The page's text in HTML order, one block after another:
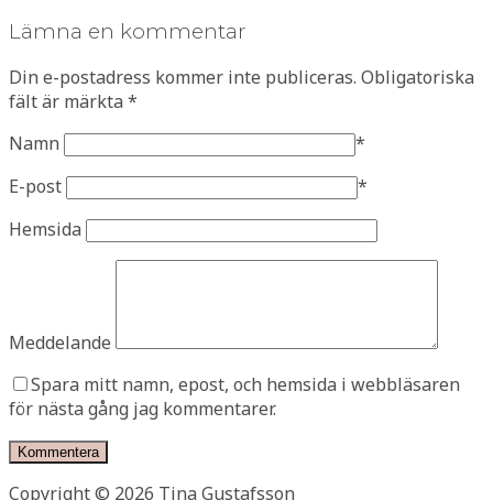
Lämna en kommentar
Din e-postadress kommer inte publiceras. Obligatoriska
fält är märkta *
Namn
*
E-post
*
Hemsida
Meddelande
Spara mitt namn, epost, och hemsida i webbläsaren
för nästa gång jag kommentarer.
Copyright © 2026 Tina Gustafsson